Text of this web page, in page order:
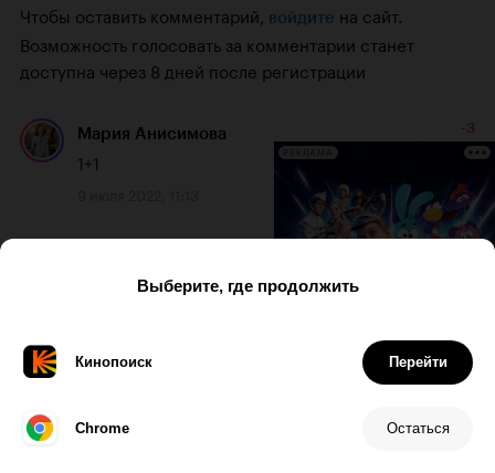
Чтобы оставить комментарий, войдите на сайт.
Возможность голосовать за комментарии станет
доступна через 8 дней после регистрации
Мария Анисимова -3
1+1